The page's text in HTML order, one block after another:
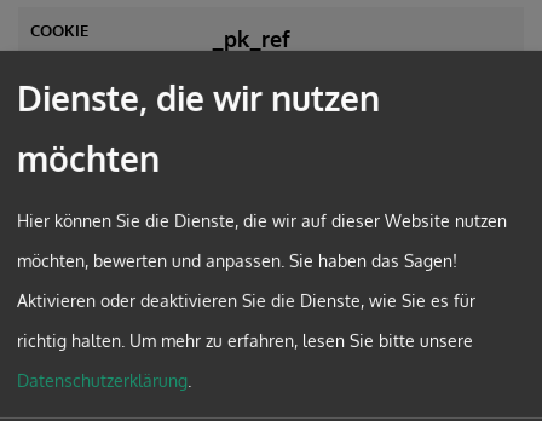
_pk_ref
6 Monate
Attributionsinformationen, d.
h. des Referrers, über den die
Website ursprünglich besucht
wurde
Dienste, die wir nutzen
möchten
Hier können Sie die Dienste, die wir auf dieser Website nutzen
möchten, bewerten und anpassen. Sie haben das Sagen!
Aktivieren oder deaktivieren Sie die Dienste, wie Sie es für
richtig halten. Um mehr zu erfahren, lesen Sie bitte unsere
Datenschutzerklärung